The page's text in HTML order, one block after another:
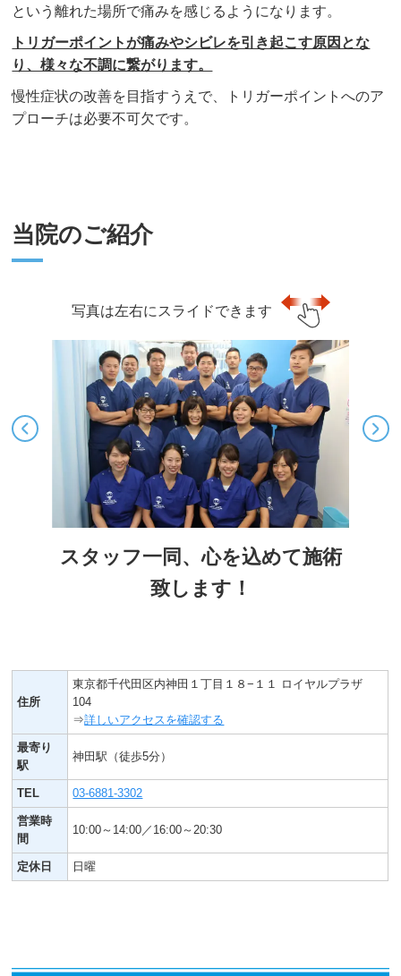
という離れた場所で痛みを感じるようになります。
トリガーポイントが痛みやシビレを引き起こす原因とな
り、様々な不調に繋がります。
慢性症状の改善を目指すうえで、トリガーポイントへのア
プローチは必要不可欠です。
当院のご紹介
写真は左右にスライドできます
スタッフ一同、心を込めて施術
致します！
住所
東京都千代田区内神田１丁目１８−１１ ロイヤルプラザ
104
⇒詳しいアクセスを確認する
最寄り
駅
神田駅（徒歩5分）
TEL 03-6881-3302
営業時
間
10:00～14:00／16:00～20:30
定休日 日曜